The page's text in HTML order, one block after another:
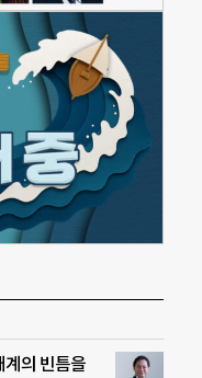
계의 빈틈을